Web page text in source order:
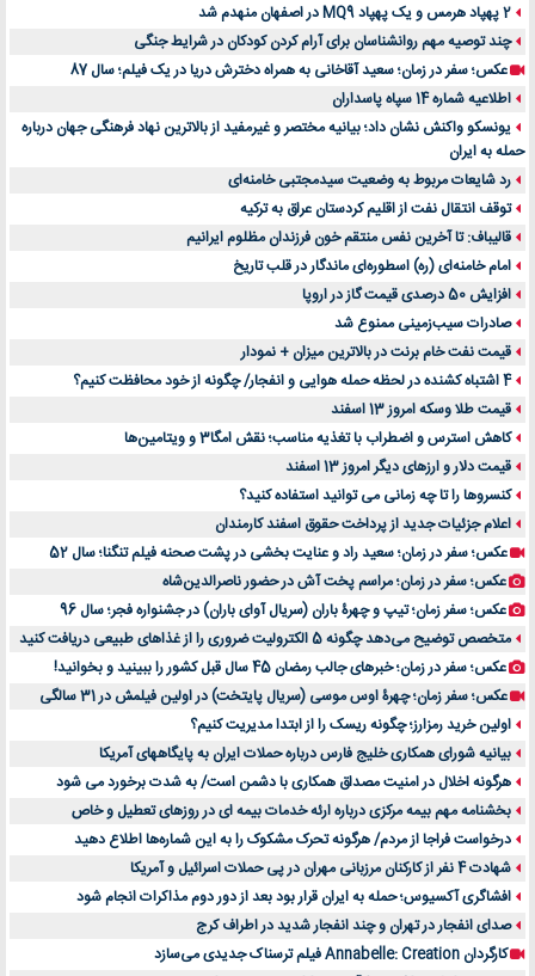
2 پهپاد هرمس و یک پهپاد MQ9 در اصفهان منهدم شد
چند توصیه مهم روانشناسان برای آرام کردن کودکان در شرایط جنگی
عکس؛ سفر در زمان؛ سعید آقاخانی به همراه دخترش دریا در یک فیلم؛ سال 87
اطلاعیه شماره 14 سپاه پاسداران
یونسکو واکنش نشان داد؛ بیانیه مختصر و غیرمفید از بالاترین نهاد فرهنگی جهان درباره
حمله به ایران
رد شایعات مربوط به وضعیت سیدمجتبی خامنه‌ای
توقف انتقال نفت از اقلیم کردستان عراق به ترکیه
قالیباف: تا آخرین نفس منتقم خون فرزندان مظلوم ایرانیم
امام خامنه‌ای (ره) اسطوره‌ای ماندگار در قلب تاریخ
افزایش 50 درصدی قیمت گاز در اروپا
صادرات سیب‌زمینی ممنوع شد
قیمت نفت خام برنت در بالاترین میزان + نمودار
4 اشتباه کشنده در لحظه حمله هوایی و انفجار/ چگونه از خود محافظت کنیم؟
قیمت طلا وسکه امروز 13 اسفند
کاهش استرس و اضطراب با تغذیه مناسب؛ نقش امگا3 و ویتامین‌ها
قیمت دلار و ارزهای دیگر امروز 13 اسفند
کنسروها را تا چه زمانی می توانید استفاده کنید؟
اعلام جزئیات جدید از پرداخت حقوق اسفند کارمندان
عکس؛ سفر در زمان؛ سعید راد و عنایت بخشی در پشت صحنه فیلم تنگنا؛ سال 52
عکس؛ سفر در زمان؛ مراسم پخت آش در حضور ناصرالدین‌شاه
عکس؛ سفر زمان؛ تیپ و چهرۀ باران (سریال آوای باران) در جشنواره فجر؛ سال 96
متخصص توضیح می‌دهد چگونه 5 الکترولیت ضروری را از غذاهای طبیعی دریافت کنید
عکس؛ سفر در زمان؛ خبرهای جالب رمضان 45 سال قبل کشور را ببینید و بخوانید!
عکس؛ سفر زمان؛ چهرۀ اوس موسی (سریال پایتخت) در اولین فیلمش در 31 سالگی
اولین خرید رمزارز؛ چگونه ریسک را از ابتدا مدیریت کنیم؟
بیانیه شورای همکاری خلیج فارس درباره حملات ایران به پایگاههای آمریکا
هرگونه اخلال در امنیت مصداق همکاری با دشمن است/ به شدت برخورد می شود
بخشنامه مهم بیمه مرکزی درباره ارئه خدمات بیمه ای در روزهای تعطیل و خاص
درخواست فراجا از مردم/ هرگونه تحرک مشکوک را به این شماره‌ها اطلاع دهید
شهادت 4 نفر از کارکنان مرزبانی مهران در پی حملات اسرائیل و آمریکا
افشاگری آکسیوس؛ حمله به ایران قرار بود بعد از دور دوم مذاکرات انجام شود
صدای انفجار در تهران و چند انفجار شدید در اطراف کرج
کارگردان Annabelle: Creation فیلم ترسناک جدیدی می‌سازد